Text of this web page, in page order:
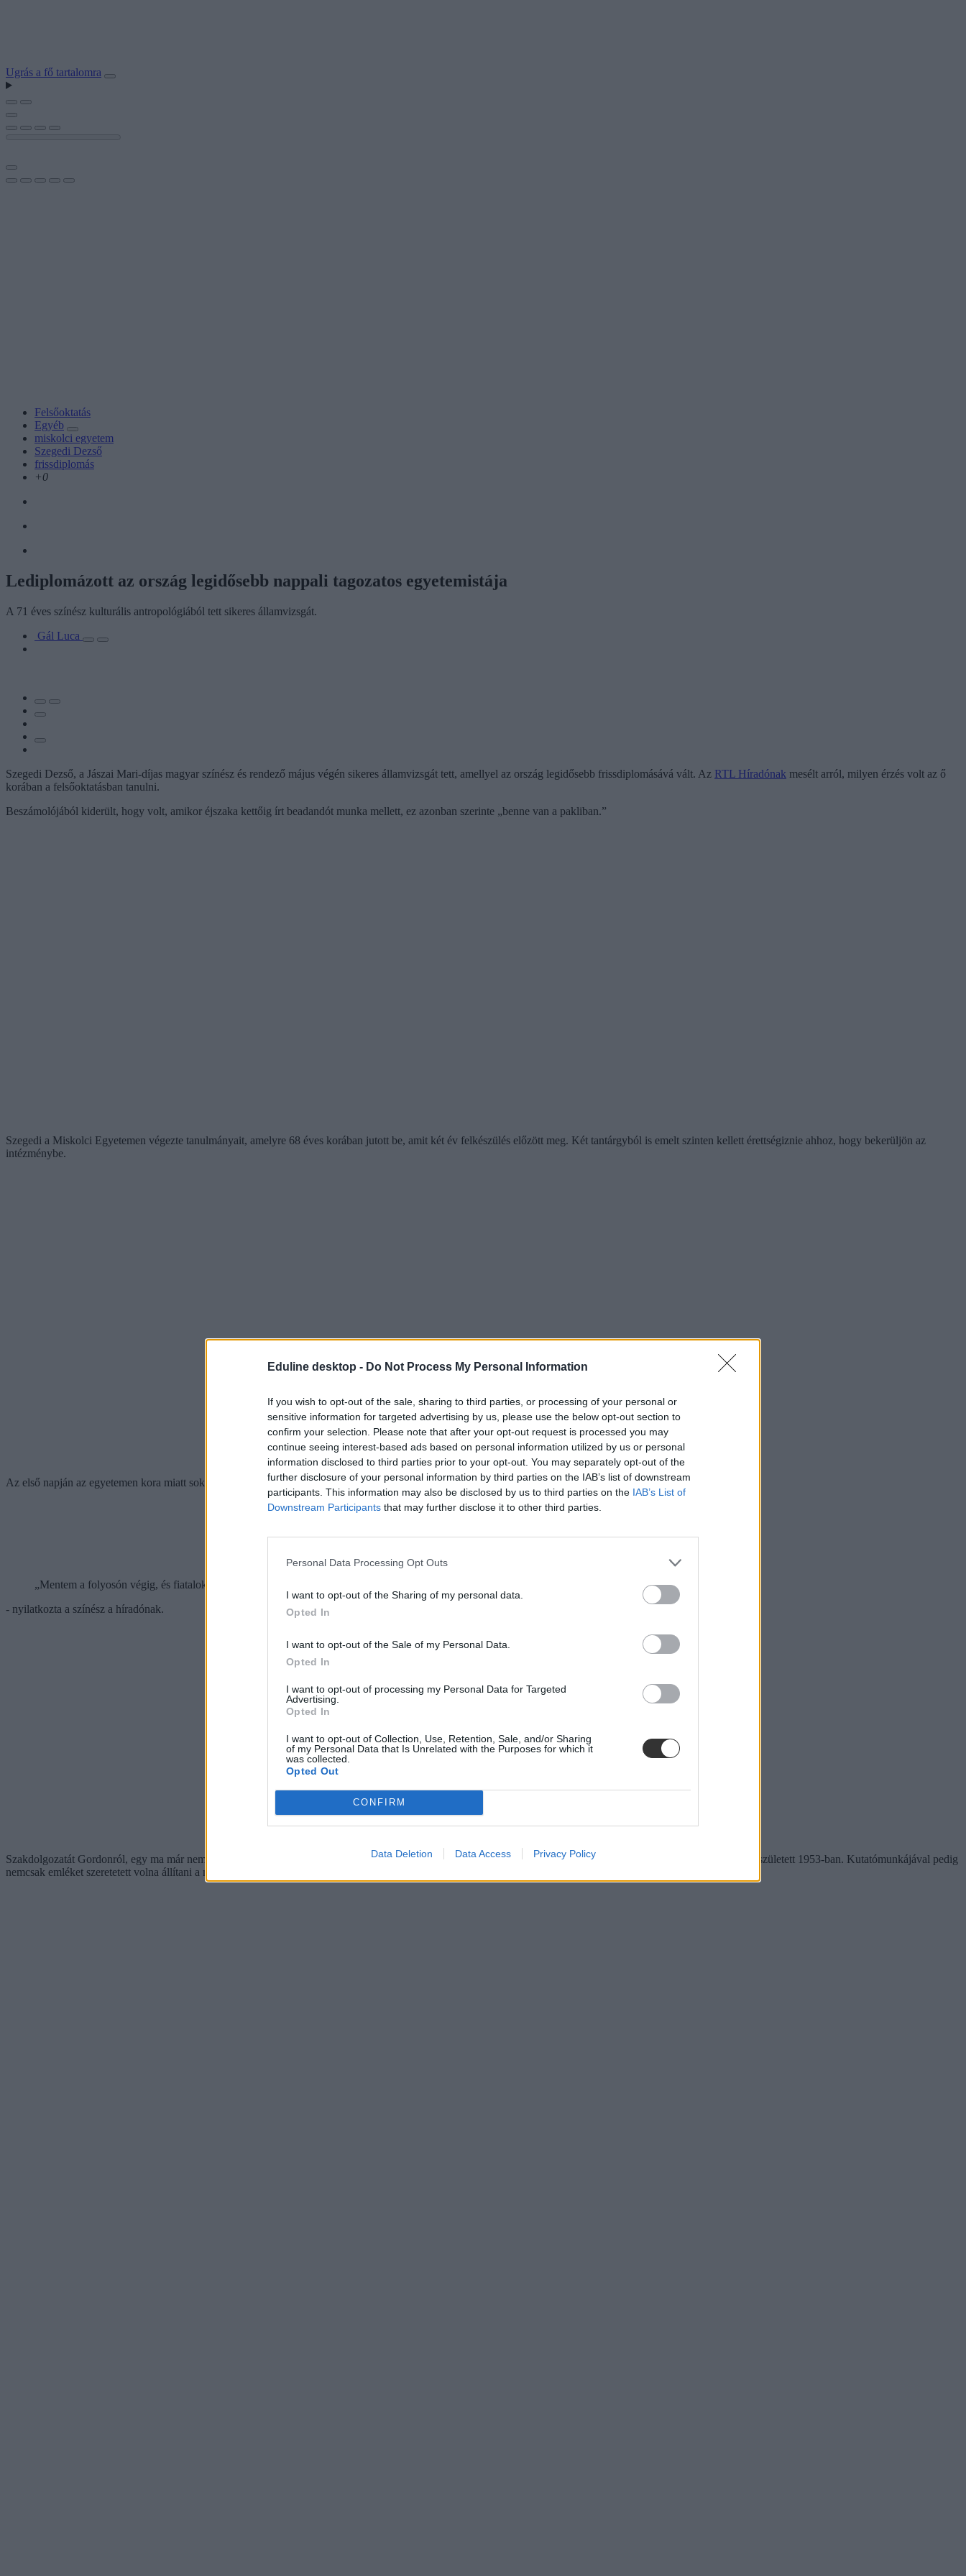
Eduline desktop - Do Not Process My Personal Information
If you wish to opt-out of the sale, sharing to third parties, or processing of your personal or
sensitive information for targeted advertising by us, please use the below opt-out section to
confirm your selection. Please note that after your opt-out request is processed you may
continue seeing interest-based ads based on personal information utilized by us or personal
information disclosed to third parties prior to your opt-out. You may separately opt-out of the
further disclosure of your personal information by third parties on the IAB’s list of downstream
participants. This information may also be disclosed by us to third parties on the IAB’s List of
Downstream Participants that may further disclose it to other third parties.
Personal Data Processing Opt Outs
I want to opt-out of the Sharing of my personal data.
Opted In
I want to opt-out of the Sale of my Personal Data.
Opted In
I want to opt-out of processing my Personal Data for Targeted
Advertising.
Opted In
I want to opt-out of Collection, Use, Retention, Sale, and/or Sharing
of my Personal Data that Is Unrelated with the Purposes for which it
was collected.
Opted Out
CONFIRM
Data Deletion Data Access Privacy Policy
Ugrás a fő tartalomra
Felsőoktatás
Egyéb
miskolci egyetem
Szegedi Dezső
frissdiplomás
+0
Lediplomázott az ország legidősebb nappali tagozatos egyetemistája
A 71 éves színész kulturális antropológiából tett sikeres államvizsgát.
Gál Luca
Szegedi Dezső, a Jászai Mari-díjas magyar színész és rendező május végén sikeres államvizsgát tett, amellyel az ország legidősebb frissdiplomásává vált. Az RTL Híradónak mesélt arról, milyen érzés volt az ő
korában a felsőoktatásban tanulni.
Beszámolójából kiderült, hogy volt, amikor éjszaka kettőig írt beadandót munka mellett, ez azonban szerinte „benne van a pakliban.”
Szegedi a Miskolci Egyetemen végezte tanulmányait, amelyre 68 éves korában jutott be, amit két év felkészülés előzött meg. Két tantárgyból is emelt szinten kellett érettségiznie ahhoz, hogy bekerüljön az
intézménybe.
Az első napján az egyetemen kora miatt sokan tanárnak nézték.
„Mentem a folyosón végig, és fiatalok nézték, hogy ki ez az öreg, és következő: jónapot tanár úr, azt hitték, hogy tanár vagyok„
- nyilatkozta a színész a híradónak.
Szakdolgozatát Gordonról, egy ma már nem létező városrészről Miskolcon, írta, ahol régen a vendéglátóhelyek roma muzsikusai laktak. Nem mellesleg a színész is itt született 1953-ban. Kutatómunkájával pedig
nemcsak emléket szeretetett volna állítani a miskolci roma muzsikosoknak, hanem meg szerette volna azt is mutatni a fiataloknak, hogy tanulni sohasem késő.